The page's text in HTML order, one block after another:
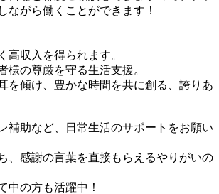
ながら働くことができます！
高収入を得られます。
様の尊厳を守る生活支援。
を傾け、豊かな時間を共に創る、誇りあ
補助など、日常生活のサポートをお願い
、感謝の言葉を直接もらえるやりがいの
中の方も活躍中！